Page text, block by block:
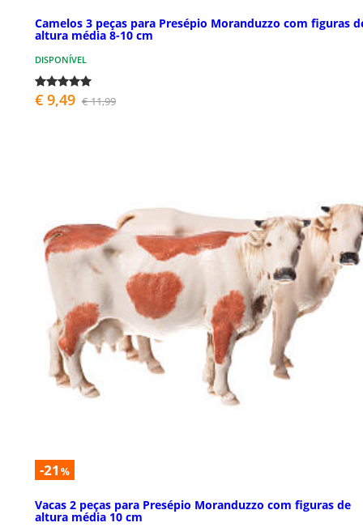
Camelos 3 peças para Presépio Moranduzzo com figuras
altura média 8-10 cm
DISPONÍVEL
€ 9,49 € 11,99
-21 %
Vacas 2 peças para Presépio Moranduzzo com figuras de
altura média 10 cm